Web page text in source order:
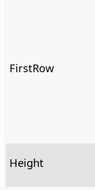
FirstRow
Height